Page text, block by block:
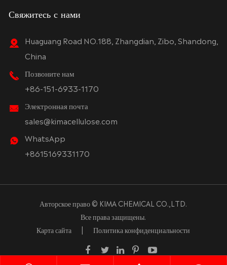
Свяжитесь с нами
Huaguang Road NO.188, Zhangdian, Zibo, Shandong,
China
Позвоните нам
+86-151-6933-1170
Электронная почта
sales@kimacellulose.com
WhatsApp
+8615169331170
Авторское право © KIMA CHEMICAL CO.,LTD.
Все права защищены.
Карта сайта
| Политика конфиденциальности